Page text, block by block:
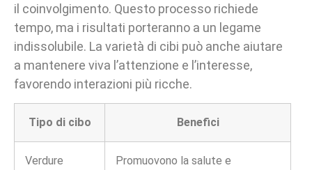
il coinvolgimento. Questo processo richiede
tempo, ma i risultati porteranno a un legame
indissolubile. La varietà di cibi può anche aiutare
a mantenere viva l’attenzione e l’interesse,
favorendo interazioni più ricche.
Tipo di cibo Benefici
Verdure
Promuovono la salute e